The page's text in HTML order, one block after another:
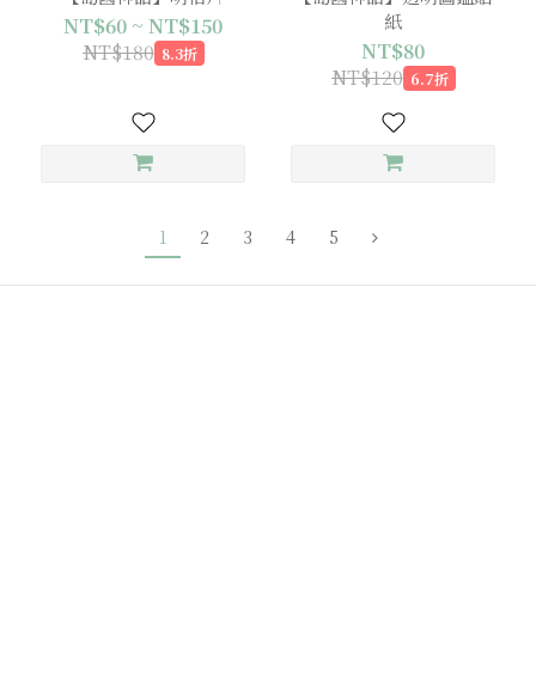
NT$60 ~ NT$150
NT$180 8.3折
紙
NT$80
NT$120 6.7折
1 2 3 4 5